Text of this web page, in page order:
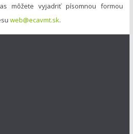
môžete vyjadriť písomnou formou
web@ecavmt.sk.